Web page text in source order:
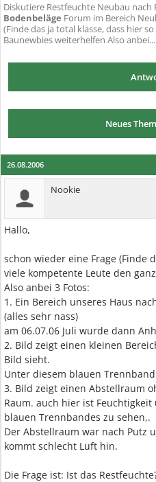
Diskutiere Restfeuchte Neubau nach
Bodenbeläge Forum im Bereich
(Finde das ja total klasse, dass hier
Baunewbies weiterhelfen Also anbei...
Neues
26.08.2006
Nookie
Hallo,
schon wieder eine Frage (Finde
viele kompetente Leute den
Also anbei 3 Fotos:
1. Ein Bereich unseres Haus
(alles sehr nass)
am 06.07.06 Juli wurde dann
2. Bild zeigt einen kleinen
Bild sieht.
Unter diesem blauen
3. Bild zeigt einen Abstellraum
Raum. auch hier ist
blauen Trennbandes zu sehen,.
Der Abstellraum war nach Putz
kommt schlecht Luft hin.
Die Frage ist: Ist das